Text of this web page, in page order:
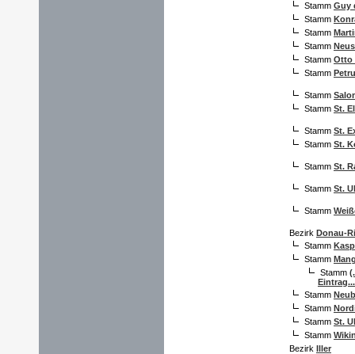
Stamm Guy
Stamm
Stamm
Stamm
Stamm Otto
Stamm
Stamm
Stamm St.
Stamm St.
Stamm St.
Stamm St.
Stamm St.
Stamm
Bezirk Donau-
Stamm
Stamm
Stamm
Stamm
Stamm
Stamm St.
Stamm
Bezirk Iller